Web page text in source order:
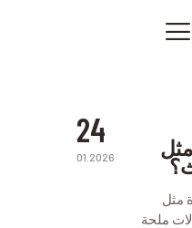
صور من أعمالنا
اتصل بنا
المقالات
PRIVACY POLICY
24
01.2026
مثل
ملحة